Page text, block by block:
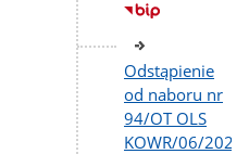
Odstąpienie
od naboru nr
94/OT OLS
KOWR/06/2026